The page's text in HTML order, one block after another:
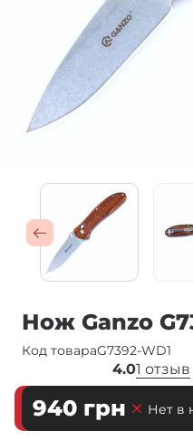
Нож Ganzo
Код товараG7392-WD1
4.01 отзыв
940 грн Нет в